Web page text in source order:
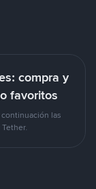
compra y
favoritos
continuación las